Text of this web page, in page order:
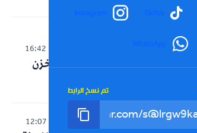
TikTok
Instagram
WhatsApp
تم نسخ الرابط
16:42
صدمة لنظام المخزن
رياضة 07-08-2026
12:07